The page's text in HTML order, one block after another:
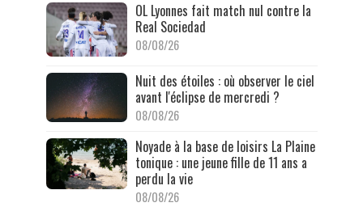
OL Lyonnes fait match nul contre la
Real Sociedad
08/08/26
Nuit des étoiles : où observer le ciel
avant l'éclipse de mercredi ?
08/08/26
Noyade à la base de loisirs La Plaine
tonique : une jeune fille de 11 ans a
perdu la vie
08/08/26